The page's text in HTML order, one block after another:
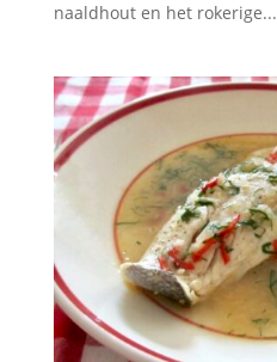
naaldhout en het rokerige...